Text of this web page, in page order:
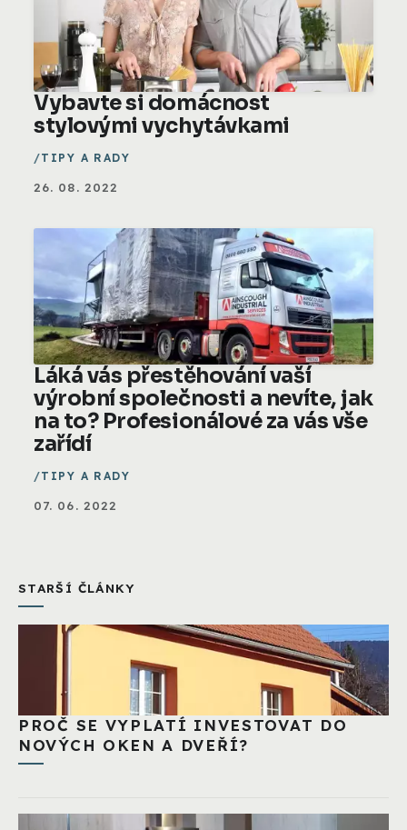
Vybavte si domácnost
stylovými vychytávkami
TIPY A RADY
26. 08. 2022
Láká vás přestěhování vaší
výrobní společnosti a nevíte, jak
na to? Profesionálové za vás vše
zařídí
TIPY A RADY
07. 06. 2022
STARŠÍ ČLÁNKY
PROČ SE VYPLATÍ INVESTOVAT DO
NOVÝCH OKEN A DVEŘÍ?